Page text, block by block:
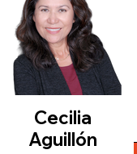
Cecilia
Aguillón